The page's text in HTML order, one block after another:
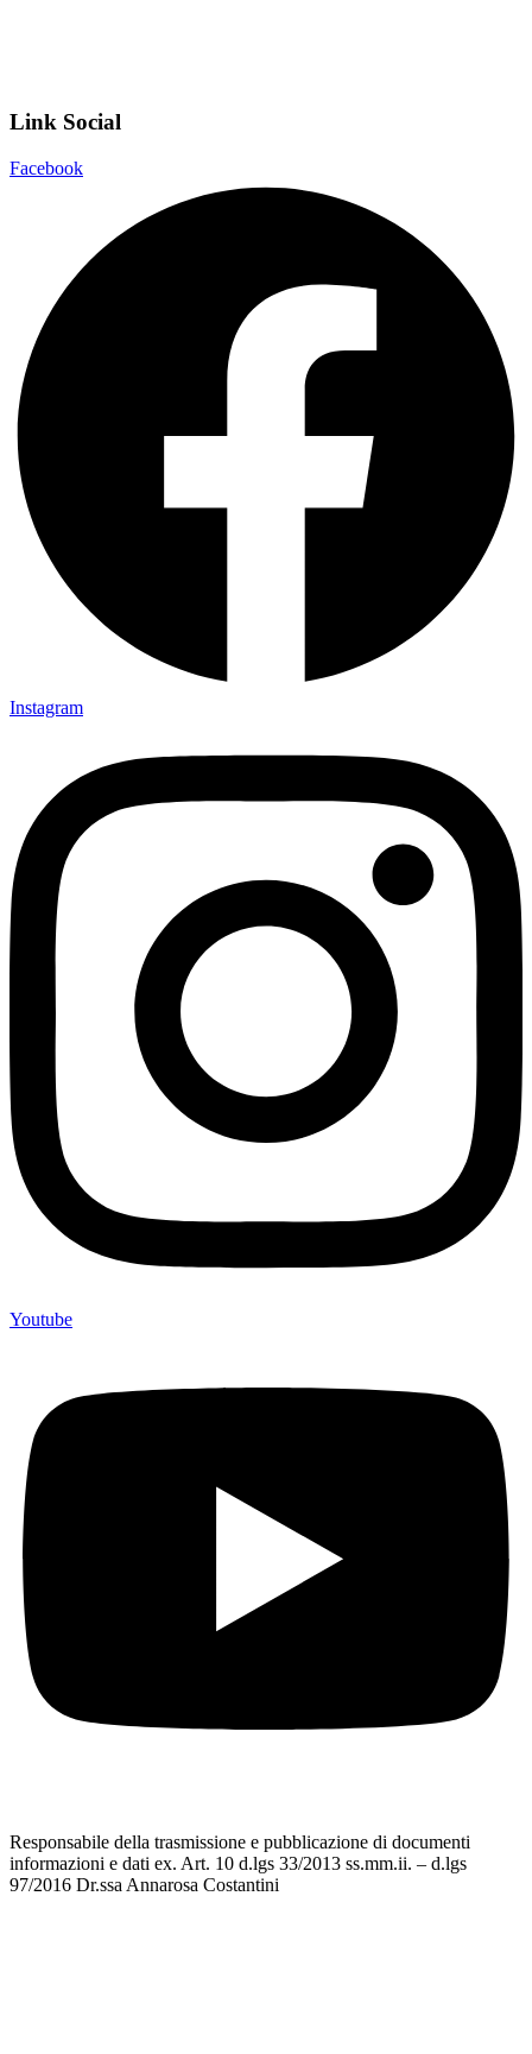
Link Social
Facebook
Instagram
Youtube
Responsabile della trasmissione e pubblicazione di documenti
informazioni e dati ex. Art. 10 d.lgs 33/2013 ss.mm.ii. – d.lgs
97/2016 Dr.ssa Annarosa Costantini